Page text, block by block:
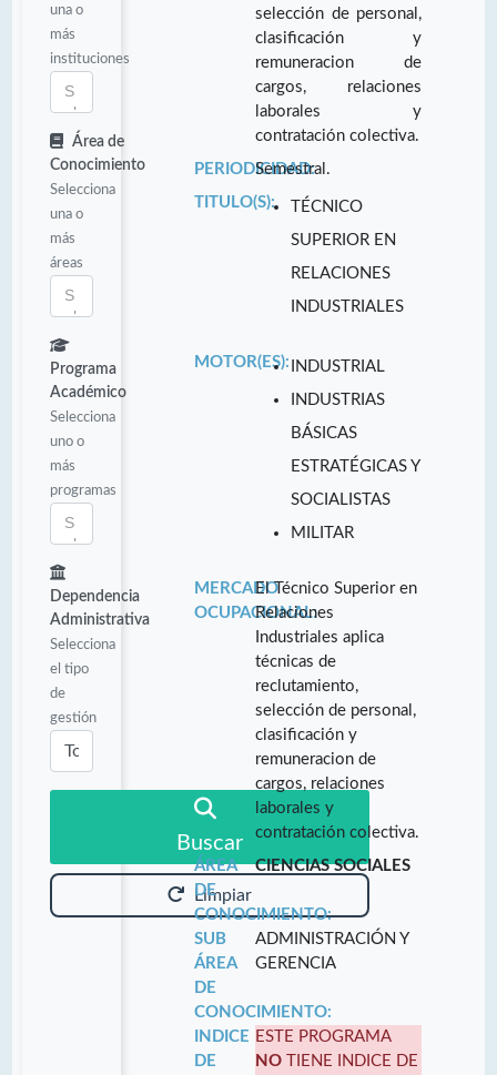
una o
más
instituciones
Área de
Conocimiento
Selecciona
una o
más
áreas
Programa
Académico
Selecciona
uno o
más
programas
Dependencia
Administrativa
Selecciona
el tipo
de
gestión
Buscar
Limpiar
selección de personal,
clasificación y
remuneracion de
cargos, relaciones
laborales y
contratación colectiva.
PERIODICIDAD:
Semestral.
TITULO(S):
TÉCNICO
SUPERIOR EN
RELACIONES
INDUSTRIALES
MOTOR(ES): INDUSTRIAL
INDUSTRIAS
BÁSICAS
ESTRATÉGICAS Y
SOCIALISTAS
MILITAR
MERCADO
OCUPACIONAL:
El Técnico Superior en
Relaciones
Industriales aplica
técnicas de
reclutamiento,
selección de personal,
clasificación y
remuneracion de
cargos, relaciones
laborales y
contratación colectiva.
ÁREA
DE
CONOCIMIENTO:
CIENCIAS SOCIALES
SUB
ÁREA
DE
CONOCIMIENTO:
ADMINISTRACIÓN Y
GERENCIA
INDICE
DE
ESTE PROGRAMA
NO TIENE INDICE DE